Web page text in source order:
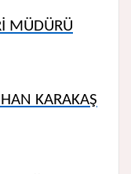
MÜDÜRÜ
KARAKAŞ